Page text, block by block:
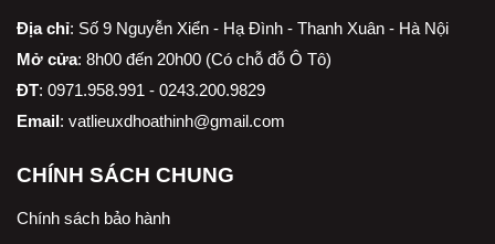
Địa chỉ: Số 9 Nguyễn Xiển - Hạ Đình - Thanh Xuân - Hà Nội
Mở cửa: 8h00 đến 20h00 (Có chỗ đỗ Ô Tô)
ĐT: 0971.958.991 - 0243.200.9829
Email: vatlieuxdhoathinh@gmail.com
CHÍNH SÁCH CHUNG
Chính sách bảo hành